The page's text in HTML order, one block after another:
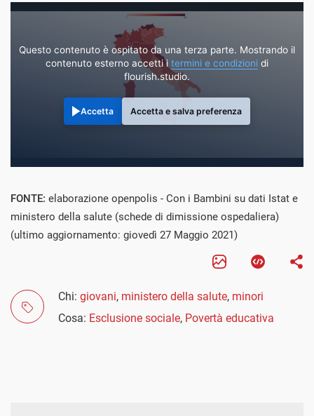
Questo contenuto è ospitato da una terza parte. Mostrando il
contenuto esterno accetti i termini e condizioni di
flourish.studio.
Accetta Accetta e salva preferenza
FONTE: elaborazione openpolis - Con i Bambini su dati Istat e
ministero della salute (schede di dimissione ospedaliera)
(ultimo aggiornamento: giovedì 27 Maggio 2021)
Chi: giovani, ministero della salute, minori
Cosa: Esclusione sociale, Povertà educativa